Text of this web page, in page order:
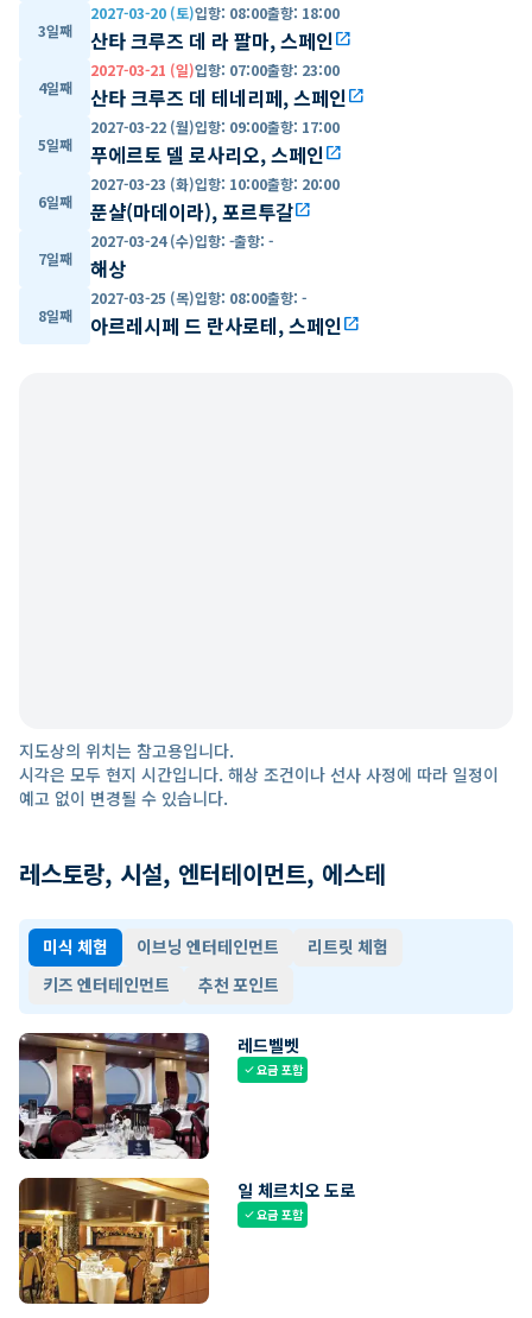
3일째
2027-03-20 (토)입항: 08:00출항: 18:00
산타 크루즈 데 라 팔마, 스페인open_in_new
4일째
2027-03-21 (일)입항: 07:00출항: 23:00
산타 크루즈 데 테네리페, 스페인open_in_new
5일째
2027-03-22 (월)입항: 09:00출항: 17:00
푸에르토 델 로사리오, 스페인open_in_new
6일째
2027-03-23 (화)입항: 10:00출항: 20:00
푼샬(마데이라), 포르투갈open_in_new
7일째
2027-03-24 (수)입항: -출항: -
해상
8일째
2027-03-25 (목)입항: 08:00출항: -
아르레시페 드 란사로테, 스페인open_in_new
지도상의 위치는 참고용입니다.
시각은 모두 현지 시간입니다. 해상 조건이나 선사 사정에 따라 일정이
예고 없이 변경될 수 있습니다.
레스토랑, 시설, 엔터테이먼트, 에스테
미식 체험 이브닝 엔터테인먼트
리트릿 체험
키즈 엔터테인먼트
추천 포인트
레드벨벳
check요금 포함
일 체르치오 도로
check요금 포함